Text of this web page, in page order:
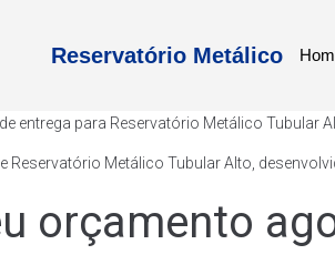
Reservatório Metálico
entrega para Reservatório Metálico Tubular
Reservatório Metálico Tubular Alto,
orçamento